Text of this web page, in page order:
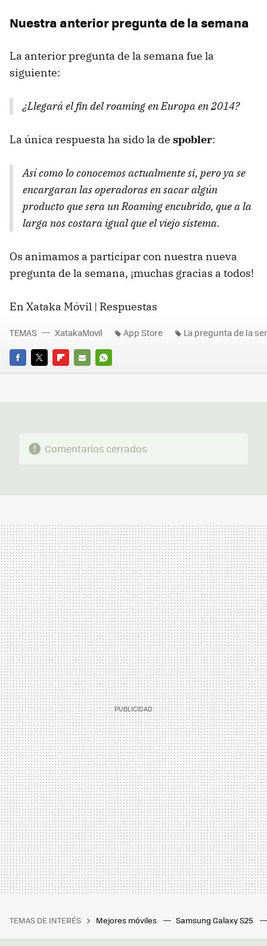
Nuestra anterior pregunta de la semana
La anterior pregunta de la semana fue la
siguiente:
¿Llegará el fin del roaming en Europa en 2014?
La única respuesta ha sido la de spobler:
Así como lo conocemos actualmente si, pero ya se
encargaran las operadoras en sacar algún
producto que sera un Roaming encubrido, que a la
larga nos costara igual que el viejo sistema.
Os animamos a participar con nuestra nueva
pregunta de la semana, ¡muchas gracias a todos!
En Xataka Móvil | Respuestas
FACEBOOK
TWITTERFLIPBOARD
E-
WHATSAPP
TEMAS XatakaMovil App Store La pregunta de la
Comentarios cerrados
TEMAS DE INTERÉS Mejores móviles Samsung Galaxy S25